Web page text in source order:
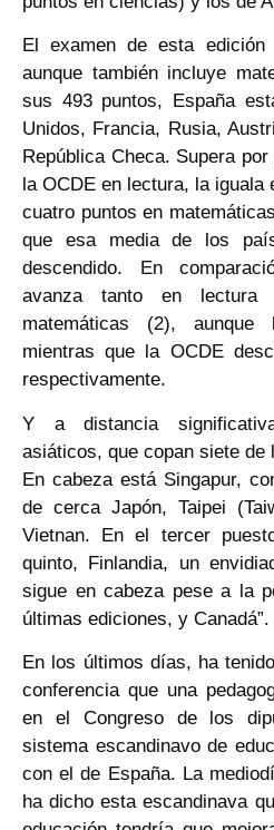
El examen de esta
aunque también incluye
sus 493 puntos, España
Unidos, Francia, Rusia,
República Checa. Supera
la OCDE en lectura, la
cuatro puntos en
que esa media de los
descendido. En
avanza tanto en
matemáticas (2),
mientras que la OCDE
respectivamente.
Y a distancia
asiáticos, que copan siete de
En cabeza está Singapur,
de cerca Japón, Taipei
Vietnan. En el tercer
quinto, Finlandia, un
sigue en cabeza pese a la
últimas ediciones, y Canadá”.
En los últimos días, ha
conferencia que una
en el Congreso de los
sistema escandinavo de
con el de España. La
ha dicho esta escandinava